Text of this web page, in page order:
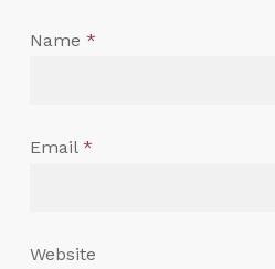
Name *
Email *
Website